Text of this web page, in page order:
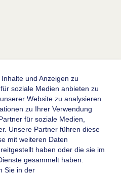
am Main
und Anzeigen zu
soziale Medien anbieten zu
Website zu analysieren.
zu Ihrer Verwendung
für soziale Medien,
Unsere Partner führen diese
mit weiteren Daten
haben oder die sie im
gesammelt haben.
Sie in der